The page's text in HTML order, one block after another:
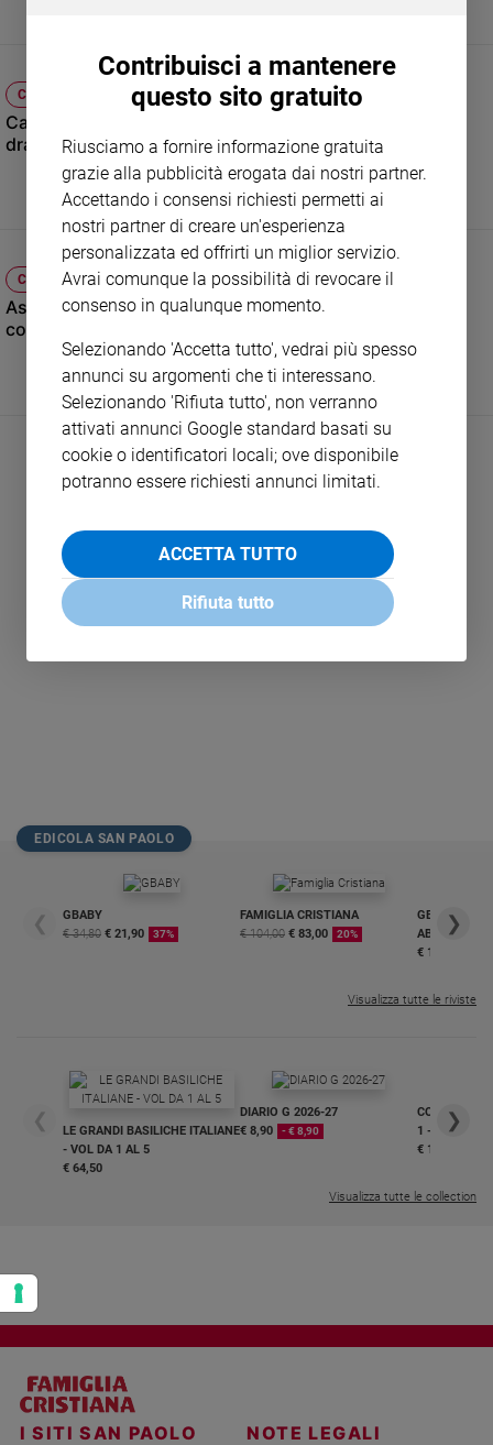
Famiglia
ed
educazione
Genitori
Coppia
Scuola
e
giovani
Adolescenza
Bioetica
Riflessioni
Policy
siamo
Registrati
Redazione
CINEMA, TV E STREAMING
Cannes 2026, James Gray presenta “Paper Tiger”: un
dramma familiare tra mafia russa e tradimenti
CINEMA, TV E STREAMING
Asghar Farhadi a Cannes: che cosa significa oggi
commettere atti impuri?
LEGGI ALTRO
EDICOLA SAN PAOLO
❮
GBABY
€ 34,80 € 21,90 37%
FAMIGLIA CRISTIANA
€ 104,00 € 83,00 20%
GBABY
€ 16,99
❯
Visualizza tutte le riviste
❮
LE GRANDI BASILICHE ITALIANE
- VOL DA 1 AL 5
€ 64,50
DIARIO G 2026-27
€ 8,90
- € 8,90
COLLANA
1 - 2
€ 18,50
❯
Visualizza tutte le collection
I SITI SAN PAOLO NOTE LEGALI
Contribuisci a mantenere
questo sito gratuito
Riusciamo a fornire informazione gratuita
grazie alla pubblicità erogata dai nostri partner.
Accettando i consensi richiesti permetti ai
nostri partner di creare un'esperienza
personalizzata ed offrirti un miglior servizio.
Avrai comunque la possibilità di revocare il
consenso in qualunque momento.
Selezionando 'Accetta tutto', vedrai più spesso
annunci su argomenti che ti interessano.
Selezionando 'Rifiuta tutto', non verranno
attivati annunci Google standard basati su
cookie o identificatori locali; ove disponibile
potranno essere richiesti annunci limitati.
ACCETTA TUTTO
Rifiuta tutto